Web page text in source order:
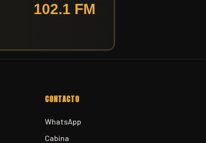
CONTACTO
WhatsApp
Cabina